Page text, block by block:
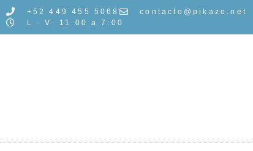
+52 449 455 5068
contacto@pikazo.net
L - V: 11:00 a 7:00